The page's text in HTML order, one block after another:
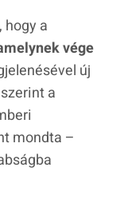
hogy a
vége
új
a
mondta –